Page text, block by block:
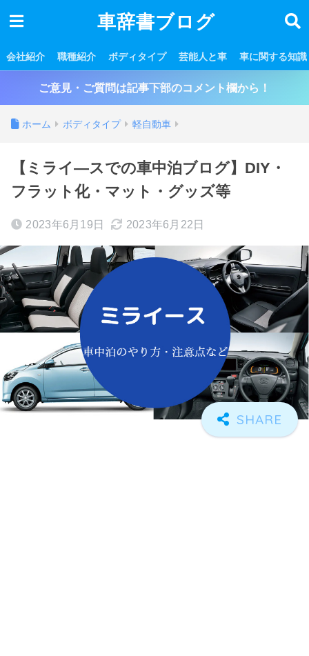
車辞書ブログ
会社紹介 職種紹介 ボディタイプ 芸能人と車 車に関する知識
ご意見・ご質問は記事下部のコメント欄から！
ホーム ボディタイプ 軽自動車
【ミライ―スでの車中泊ブログ】DIY・
フラット化・マット・グッズ等
2023年6月19日 2023年6月22日